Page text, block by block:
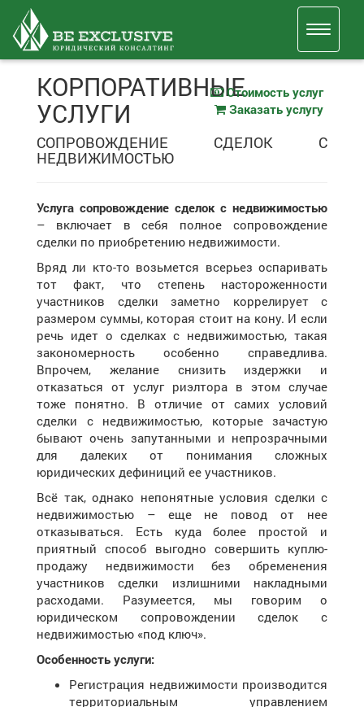
КОРПОРАТИВНЫЕ
УСЛУГИ
СОПРОВОЖДЕНИЕ СДЕЛОК С
НЕДВИЖИМОСТЬЮ
Услуга сопровождение сделок с недвижимостью
– включает в себя полное сопровождение
сделки по приобретению недвижимости.
Вряд ли кто-то возьмется всерьез оспаривать
тот факт, что степень настороженности
участников сделки заметно коррелирует с
размером суммы, которая стоит на кону. И если
речь идет о сделках с недвижимостью, такая
закономерность особенно справедлива.
Впрочем, желание снизить издержки и
отказаться от услуг риэлтора в этом случае
тоже понятно. В отличие от самих условий
сделки с недвижимостью, которые зачастую
бывают очень запутанными и непрозрачными
для далеких от понимания сложных
юридических дефиниций ее участников.
Всё так, однако непонятные условия сделки с
недвижимостью – еще не повод от нее
отказываться. Есть куда более простой и
приятный способ выгодно совершить куплю-
продажу недвижимости без обременения
участников сделки излишними накладными
расходами. Разумеется, мы говорим о
юридическом сопровождении сделок с
недвижимостью «под ключ».
Особенность услуги:
Регистрация недвижимости производится
территориальным управлением
Стоимость услуг
Заказать услугу